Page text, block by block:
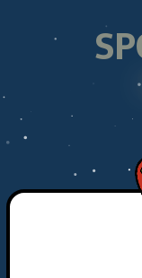
ご案内
スポット一